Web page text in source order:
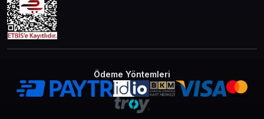
Ödeme Yöntemleri